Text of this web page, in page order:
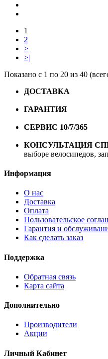
1
2
>
>|
Показано с 1 по 20 из 40
ДОСТАВКА
ГАРАНТИЯ
СЕРВИС 10/7/365
КОНСУЛЬТАЦИЯ
выборе велосипедов,
Информация
О нас
Доставка
Оплата
Пользовательское
Гарантия и
Как сделать заказ
Поддержка
Обратная связь
Карта сайта
Дополнительно
Производители
Акции
Личный Кабинет